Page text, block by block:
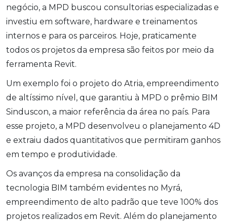
negócio, a MPD buscou consultorias especializadas e
investiu em software, hardware e treinamentos
internos e para os parceiros. Hoje, praticamente
todos os projetos da empresa são feitos por meio da
ferramenta Revit.
Um exemplo foi o projeto do Atria, empreendimento
de altíssimo nível, que garantiu à MPD o prêmio BIM
Sinduscon, a maior referência da área no país. Para
esse projeto, a MPD desenvolveu o planejamento 4D
e extraiu dados quantitativos que permitiram ganhos
em tempo e produtividade.
Os avanços da empresa na consolidação da
tecnologia BIM também evidentes no Myrá,
empreendimento de alto padrão que teve 100% dos
projetos realizados em Revit. Além do planejamento